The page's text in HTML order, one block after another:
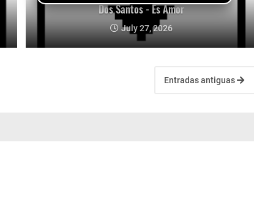
Dos Santos - Es Amor
July 27, 2026
Entradas antiguas